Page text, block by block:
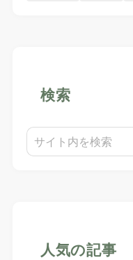
検索
人気の記事